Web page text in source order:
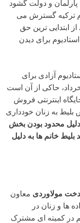
پارلمان و دولت گشود
ترکیه گسترش می
از ابتدایی ترین حق
برای دیدن
آزادی برای
بازی والیبال ایران و آمریکا در 29 خرداد، حاکی از آن است
اینترنتی فروش
بلیط به زنان خودداری
محدود بودن بخش
بلیط خانم ها به دلیل
مولاوردی معاون
ها و زنان در
در کمیته ای مشترک